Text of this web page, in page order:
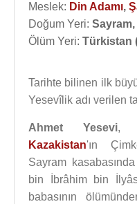
Meslek: Din Adamı,
Doğum Yeri:
Ölüm Yeri: Türkistan
Tarihte bilinen ilk
Yesevîlik adı verilen
Ahmet Yesevi,
Kazakistan'ın
Sayram
bin İbrâhim bin
babasının